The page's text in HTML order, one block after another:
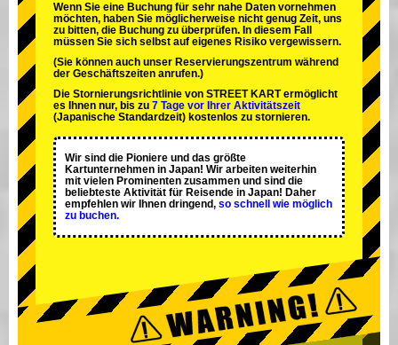
Wenn Sie eine Buchung für sehr nahe Daten vornehmen
möchten, haben Sie möglicherweise nicht genug Zeit, uns
zu bitten, die Buchung zu überprüfen. In diesem Fall
müssen Sie sich selbst auf eigenes Risiko vergewissern.
(Sie können auch unser Reservierungszentrum während
der Geschäftszeiten anrufen.)
Die Stornierungsrichtlinie von STREET KART ermöglicht
es Ihnen nur, bis zu 7 Tage vor Ihrer Aktivitätszeit
(Japanische Standardzeit) kostenlos zu stornieren.
Wir sind die Pioniere und das größte
Kartunternehmen in Japan! Wir arbeiten weiterhin
mit vielen Prominenten zusammen und sind die
beliebteste Aktivität für Reisende in Japan! Daher
empfehlen wir Ihnen dringend, so schnell wie möglich
zu buchen.